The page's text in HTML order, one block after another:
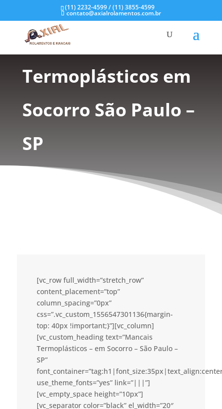
(11) 2232-4599 / (11) 3855-4599
contato@axialrolamentos.com.br
Mancais
Termoplásticos em
Socorro São Paulo –
SP
[vc_row full_width=”stretch_row”
content_placement=”top”
column_spacing=”0px”
css=”.vc_custom_1556547301136{margin-
top: 40px !important;}”][vc_column]
[vc_custom_heading text=”Mancais
Termoplásticos – em Socorro – São Paulo –
SP”
use_theme_fonts=”yes” link=”|||”]
[vc_empty_space height=”10px”]
[vc_separator color=”black” el_width=”20″